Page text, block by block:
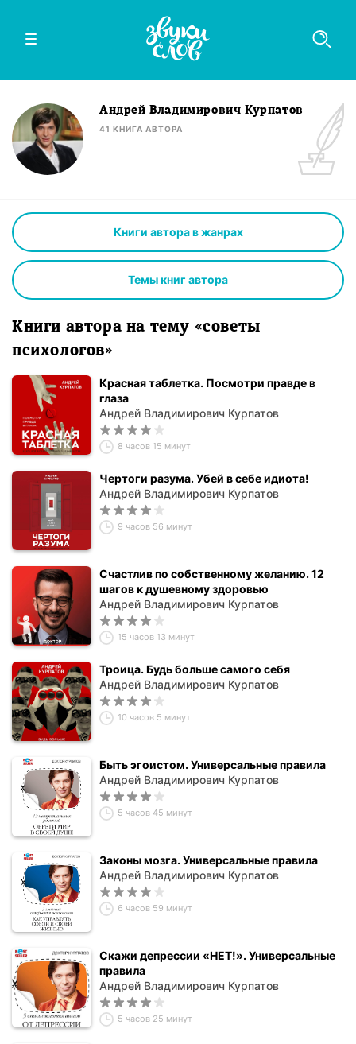
Андрей Владимирович Курпатов
41 КНИГА АВТОРА
Книги автора в жанрах
Темы книг автора
Книги автора на тему «советы
психологов»
Красная таблетка. Посмотри правде в
глаза
Андрей Владимирович Курпатов
8 часов 15 минут
Чертоги разума. Убей в себе идиота!
Андрей Владимирович Курпатов
9 часов 56 минут
Счастлив по собственному желанию. 12
шагов к душевному здоровью
Андрей Владимирович Курпатов
15 часов 13 минут
Троица. Будь больше самого себя
Андрей Владимирович Курпатов
10 часов 5 минут
Быть эгоистом. Универсальные правила
Андрей Владимирович Курпатов
5 часов 45 минут
Законы мозга. Универсальные правила
Андрей Владимирович Курпатов
6 часов 59 минут
Скажи депрессии «НЕТ!». Универсальные
правила
Андрей Владимирович Курпатов
5 часов 25 минут